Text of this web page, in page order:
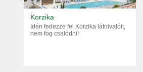
Korzika
Idén fedezze fel Korzika látnivalóit,
nem fog csalódni!